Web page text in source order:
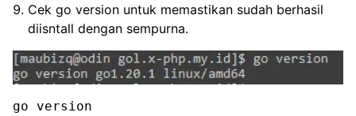
Cek go version untuk memastikan sudah berhasil
diisntall dengan sempurna.
go version